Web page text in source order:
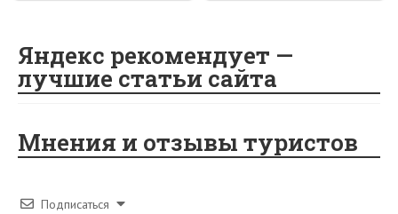
Яндекс рекомендует —
лучшие статьи сайта
Мнения и отзывы туристов
Подписаться